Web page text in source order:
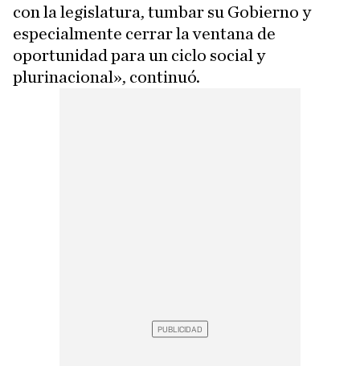
con la legislatura, tumbar su Gobierno y
especialmente cerrar la ventana de
oportunidad para un ciclo social y
plurinacional», continuó.